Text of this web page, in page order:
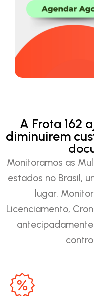
A Frota 162
diminuirem
Monitoramos as
estados no Brasil,
lugar.
Licenciamento,